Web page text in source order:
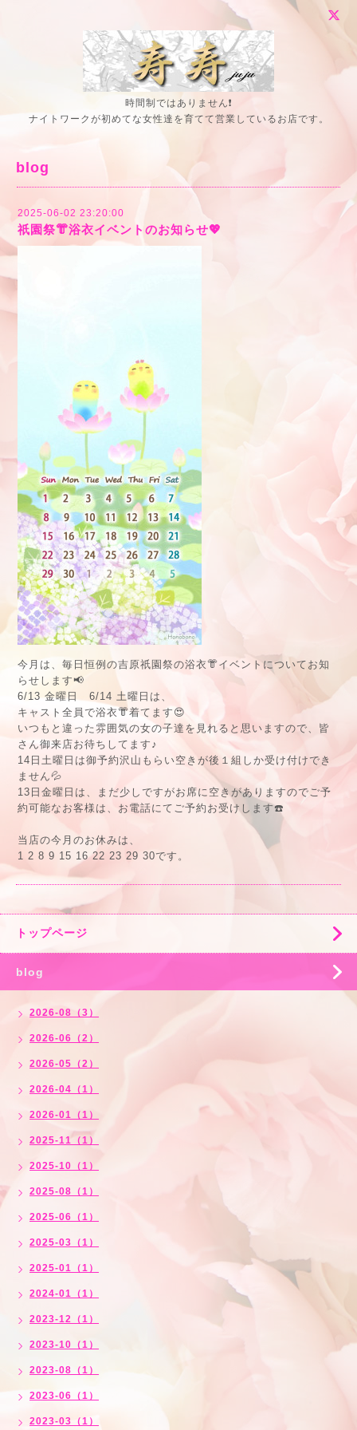
時間制ではありません❗
ナイトワークが初めてな女性達を育てて営業しているお店です。
blog
2025-06-02 23:20:00
祇園祭👘浴衣イベントのお知らせ💖
今月は、毎日恒例の吉原祇園祭の浴衣👘イベントについてお知
らせします📢
6/13 金曜日 6/14 土曜日は、
キャスト全員で浴衣👘着てます😍
いつもと違った雰囲気の女の子達を見れると思いますので、皆
さん御来店お待ちしてます♪
14日土曜日は御予約沢山もらい空きが後１組しか受け付けでき
ません💦
13日金曜日は、まだ少しですがお席に空きがありますのでご予
約可能なお客様は、お電話にてご予約お受けします☎️
当店の今月のお休みは、
1 2 8 9 15 16 22 23 29 30です。
トップページ
blog
2026-08（3）
2026-06（2）
2026-05（2）
2026-04（1）
2026-01（1）
2025-11（1）
2025-10（1）
2025-08（1）
2025-06（1）
2025-03（1）
2025-01（1）
2024-01（1）
2023-12（1）
2023-10（1）
2023-08（1）
2023-06（1）
2023-03（1）